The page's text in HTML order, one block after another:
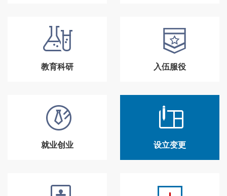
教育科研 入伍服役
就业创业 设立变更